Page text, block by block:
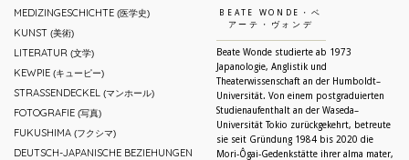
MEDIZINGESCHICHTE (医学史)
KUNST (美術)
LITERATUR (文学)
KEWPIE (キューピー)
STRASSENDECKEL (マンホール)
FOTOGRAFIE (写真)
FUKUSHIMA (フクシマ)
DEUTSCH-JAPANISCHE BEZIEHUNGEN
BEATE WONDE・ベ
アーテ・ヴォンデ
Beate Wonde studierte ab 1973
Japanologie, Anglistik und
Theaterwissenschaft an der Humboldt–
Universität. Von einem postgraduierten
Studienaufenthalt an der Waseda–
Universität Tokio zurückgekehrt, betreute
sie seit Gründung 1984 bis 2020 die
Mori-Ôgai-Gedenkstätte ihrer alma mater,